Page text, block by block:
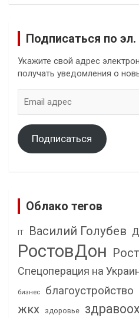
Подписаться по эл.
Укажите свой адрес
получать уведомления о
адрес
Подписаться
Облако тегов
IT Василий Голубев
РостовДон
Спецоперация на
бизнес благоустройство
жкх здоровье